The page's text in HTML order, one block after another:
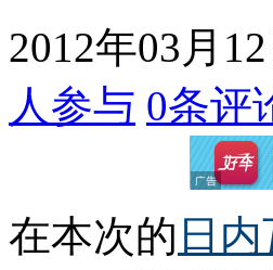
2012年03月
人参与 0条评
在本次的 日